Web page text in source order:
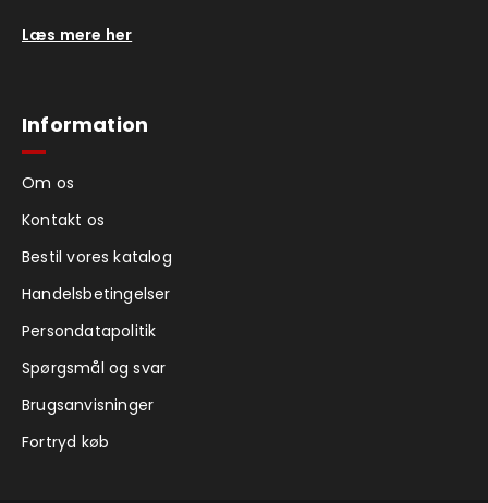
Læs mere her
Information
Om os
Kontakt os
Bestil vores katalog
Handelsbetingelser
Persondatapolitik
Spørgsmål og svar
Brugsanvisninger
Fortryd køb